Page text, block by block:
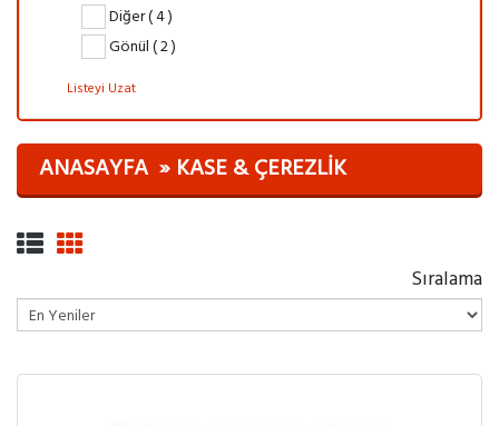
Diğer ( 4 )
Gönül ( 2 )
Listeyi Uzat
ANASAYFA KASE & ÇEREZLIK
Sıralama